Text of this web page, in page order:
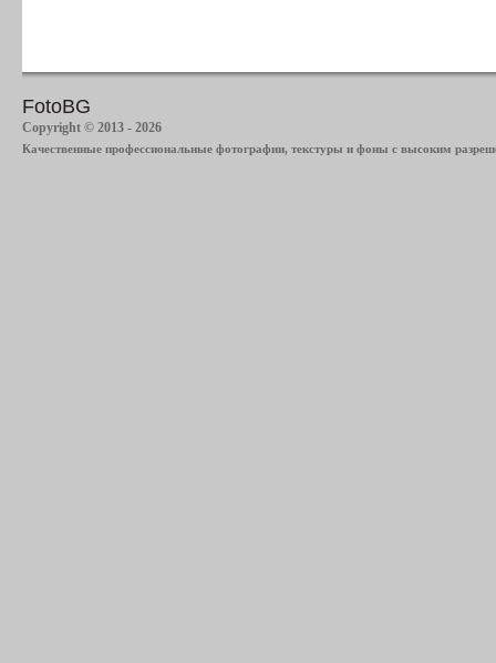
FotoBG
Copyright © 2013 - 2026
Качественные профессиональные фотографии, текстуры и фоны с высоким